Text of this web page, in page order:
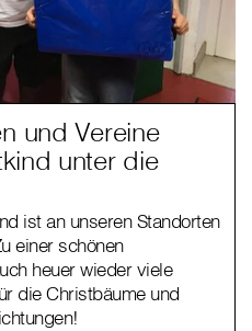
und Vereine
unter die
ist an unseren Standorten
einer schönen
heuer wieder viele
die Christbäume und